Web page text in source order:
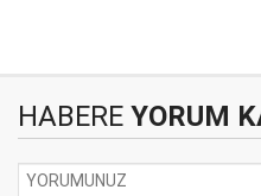
HABERE YORUM